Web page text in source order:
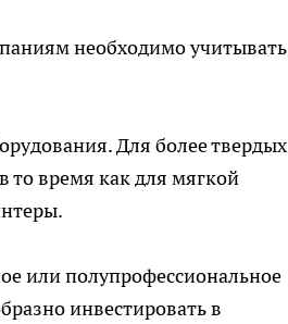
необходимо учитывать
Для более твердых
то время как для мягкой
или полупрофессиональное
инвестировать в